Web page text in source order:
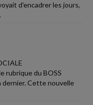
d'encadrer les jours,
rubrique du BOSS
dernier. Cette nouvelle